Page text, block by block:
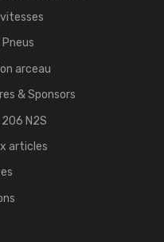
arceau
& Sponsors
N2S
articles